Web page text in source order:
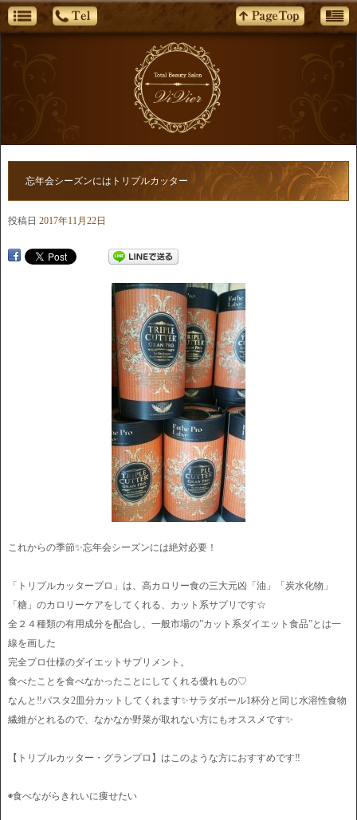
忘年会シーズンにはトリプルカッター
投稿日 2017年11月22日
これからの季節✨忘年会シーズンには絶対必要！
「トリプルカッタープロ」は、高カロリー食の三大元凶「油」「炭水化物」
「糖」のカロリーケアをしてくれる、カット系サプリです☆
全２４種類の有用成分を配合し、一般市場の”カット系ダイエット食品”とは一
線を画した
完全プロ仕様のダイエットサプリメント。
食べたことを食べなかったことにしてくれる優れもの♡
なんと‼️パスタ2皿分カットしてくれます✨サラダボール1杯分と同じ水溶性食物
繊維がとれるので、なかなか野菜が取れない方にもオススメです✨
【トリプルカッター・グランプロ】はこのような方におすすめです‼️
◉食べながらきれいに痩せたい